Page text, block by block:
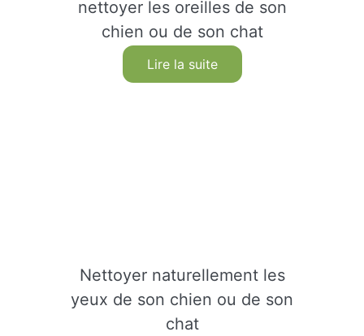
nettoyer les oreilles de son
chien ou de son chat
Lire la suite
Nettoyer naturellement les
yeux de son chien ou de son
chat